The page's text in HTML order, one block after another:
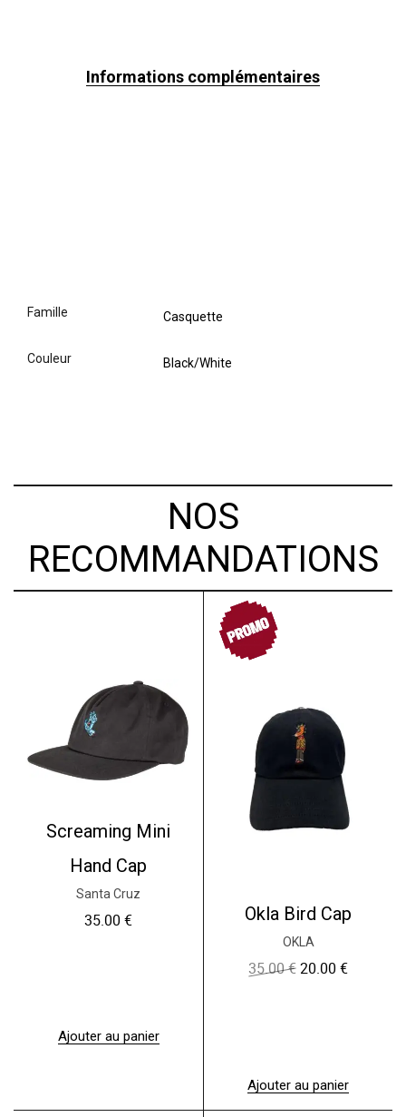
Informations complémentaires
famille Casquette
couleur Black/White
NOS
RECOMMANDATIONS
Screaming Mini
Hand Cap
Santa Cruz
35.00 €
Ajouter au panier
PROMO
Okla Bird Cap
OKLA
35.00€ L
n
i
20.00 €L
c
t
Ajouter au panier